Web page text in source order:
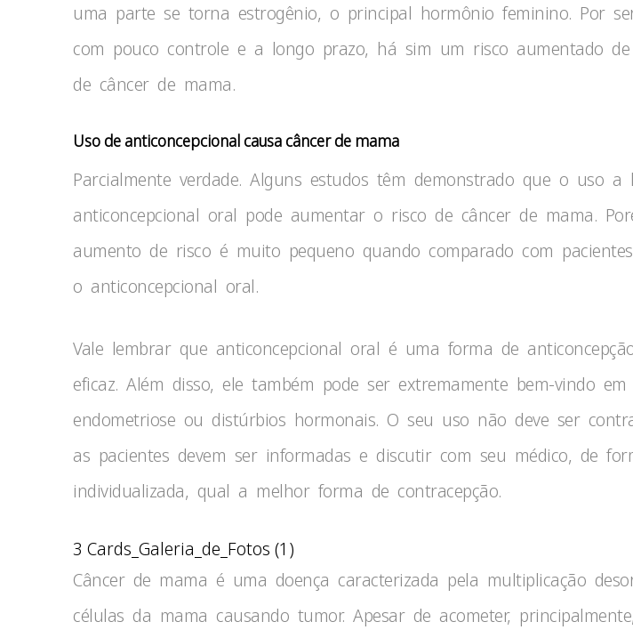
uma parte se torna estrogênio, o principal hormônio feminino. Por
com pouco controle e a longo prazo, há sim um risco aumentado de
de câncer de mama.
Uso de anticoncepcional causa câncer de mama
Parcialmente verdade. Alguns estudos têm demonstrado que o uso a
anticoncepcional oral pode aumentar o risco de câncer de mama.
aumento de risco é muito pequeno quando comparado com
o anticoncepcional oral.
Vale lembrar que anticoncepcional oral é uma forma de
eficaz. Além disso, ele também pode ser extremamente bem-vindo em
endometriose ou distúrbios hormonais. O seu uso não deve ser
as pacientes devem ser informadas e discutir com seu médico, de
individualizada, qual a melhor forma de contracepção.
3 Cards_Galeria_de_Fotos (1)
Câncer de mama é uma doença caracterizada pela multiplicação
células da mama causando tumor. Apesar de acometer,